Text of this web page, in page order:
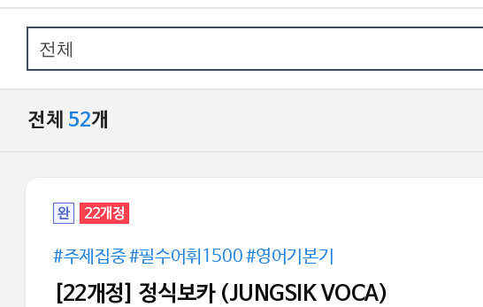
전체 52개
완 22개정
#주제집중 #필수어휘1500 #영어기본기
[22개정] 정식보카 (JUNGSIK VOCA)